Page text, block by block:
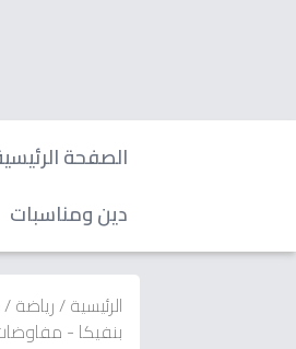
الصفحة
دين ومناسبات
الرئيسية/رياضة/
بنفيكا -